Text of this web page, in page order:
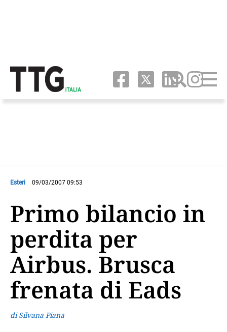
Esteri 09/03/2007 09:53
Primo bilancio in
perdita per
Airbus. Brusca
frenata di Eads
di Silvana Piana